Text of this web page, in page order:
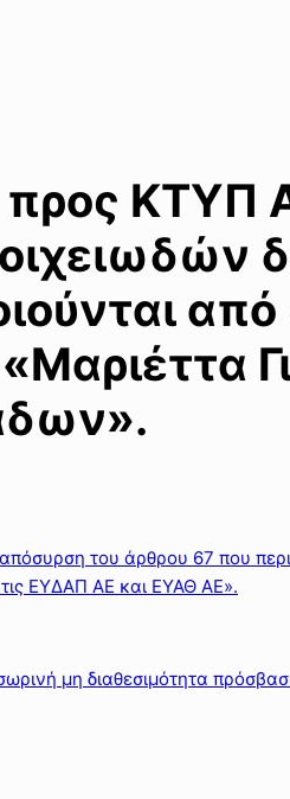
ΚΤΥΠ
του άρθρου 67 που
ΕΥΔΑΠ ΑΕ και ΕΥΑΘ ΑΕ».
μη διαθεσιμότητα